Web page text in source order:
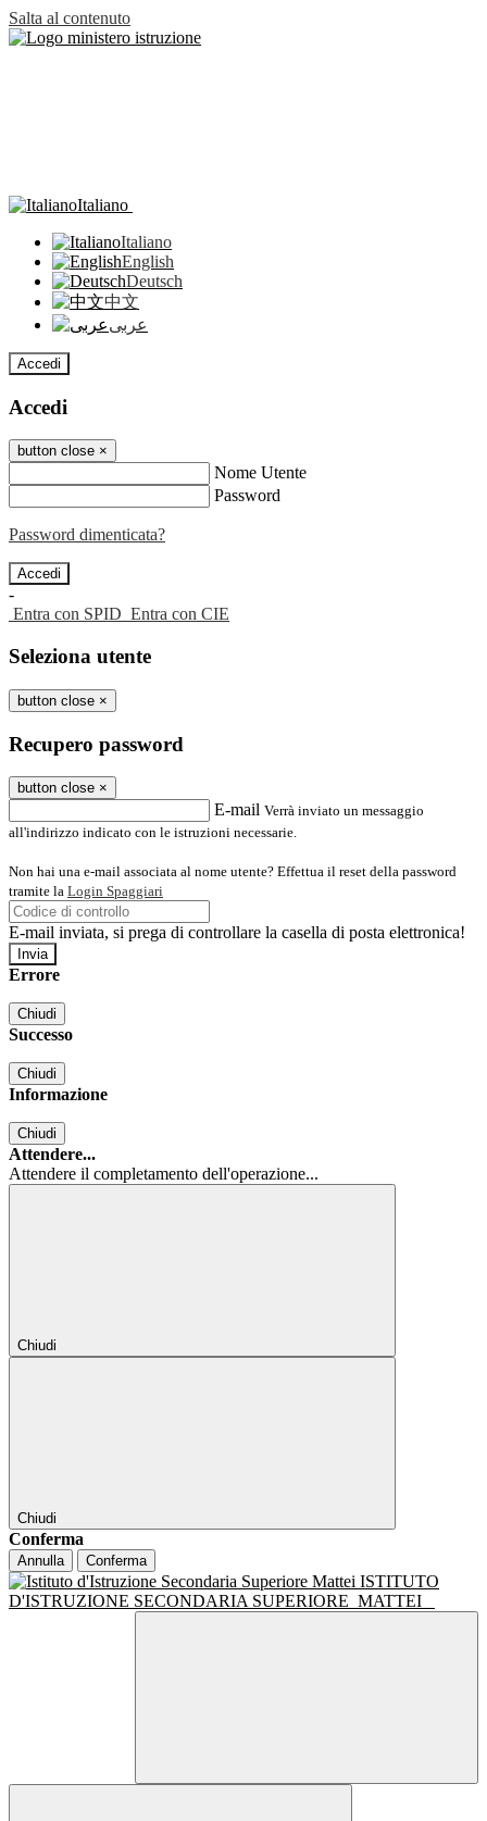
Salta al contenuto
Italiano
Italiano
English
Deutsch
中文
عربى
Accedi
Accedi
button close ×
Nome Utente
Password
Password dimenticata?
-
Entra con SPID Entra con CIE
Seleziona utente
button close ×
Recupero password
button close ×
E-mail Verrà inviato un messaggio
all'indirizzo indicato con le istruzioni necessarie.
Non hai una e-mail associata al nome utente? Effettua il reset della password
tramite la Login Spaggiari
E-mail inviata, si prega di controllare la casella di posta elettronica!
Errore
Chiudi
Successo
Chiudi
Informazione
Chiudi
Attendere...
Attendere il completamento dell'operazione...
Chiudi
Chiudi
Conferma
Annulla Conferma
ISTITUTO
D'ISTRUZIONE SECONDARIA SUPERIORE MATTEI